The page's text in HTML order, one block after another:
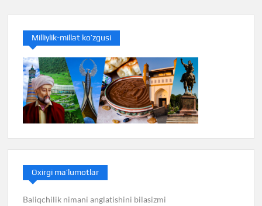
Milliylik-millat ko’zgusi
Oxirgi ma’lumotlar
Baliqchilik nimani anglatishini bilasizmi